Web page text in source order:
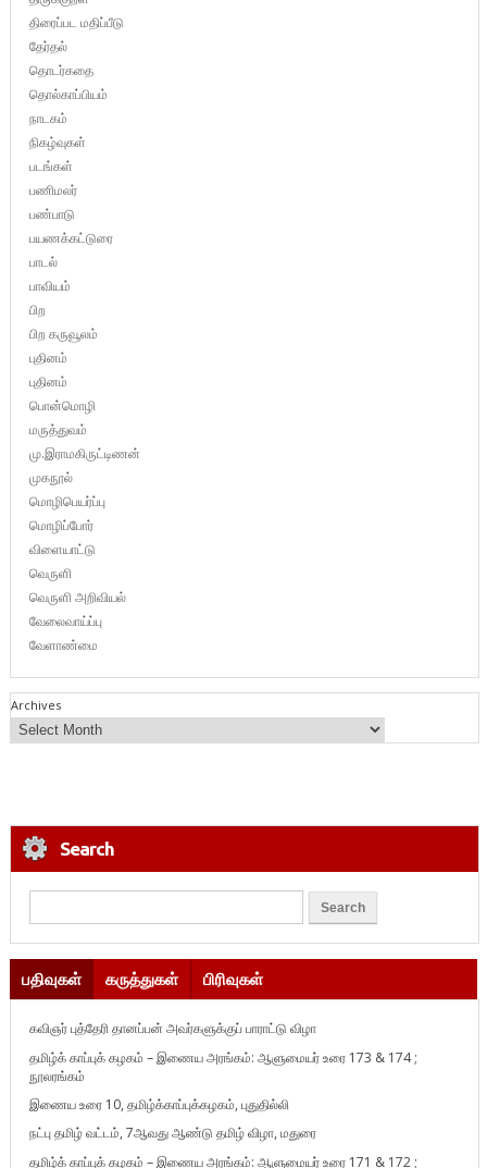
திரைப்பட மதிப்பீடு
தேர்தல்
தொடர்கதை
தொல்காப்பியம்
நாடகம்
நிகழ்வுகள்
படங்கள்
பணிமலர்
பண்பாடு
பயணக்கட்டுரை
பாடல்
பாவியம்
பிற
பிற கருவூலம்
புதினம்
புதினம்
பொன்மொழி
மருத்துவம்
மு.இராமகிருட்டிணன்
முகநூல்
மொழிபெயர்ப்பு
மொழிப்போர்
விளையாட்டு
வெருளி
வெருளி அறிவியல்
வேலைவாய்ப்பு
வேளாண்மை
Archives
Search
பதிவுகள் கருத்துகள் பிரிவுகள்
கவிஞர் புத்தேரி தானப்பன் அவர்களுக்குப் பாராட்டு விழா
தமிழ்க் காப்புக் கழகம் – இணைய அரங்கம்: ஆளுமையர் உரை 173 & 174 ;
நூலரங்கம்
இணைய உரை 10, தமிழ்க்காப்புக்கழகம், புதுதில்லி
நட்பு தமிழ் வட்டம், 7ஆவது ஆண்டு தமிழ் விழா, மதுரை
தமிழ்க் காப்புக் கழகம் – இணைய அரங்கம்: ஆளுமையர் உரை 171 & 172 ;